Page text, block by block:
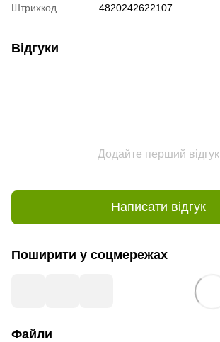
Штрихкод 4820242622107
Відгуки
Додайте перший відгук
Написати відгук
Поширити у соцмережах
Файли